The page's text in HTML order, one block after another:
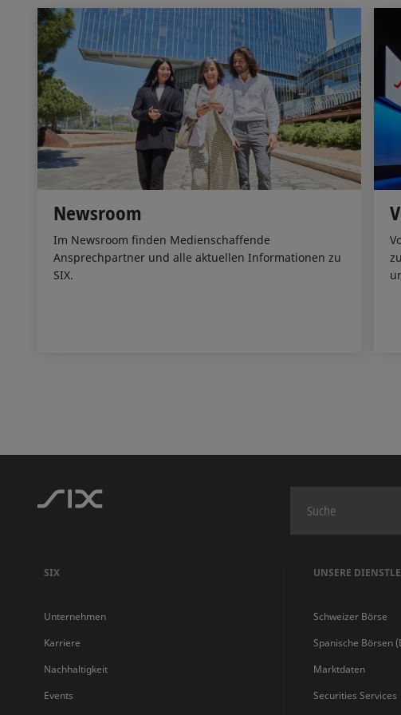
Newsroom
Im Newsroom finden Medienschaffende
Ansprechpartner und alle aktuellen Informationen zu
SIX.
SIX
Unternehmen
Karriere
Nachhaltigkeit
Events
UNSERE
Schweizer Börse
Spanische Börsen
Marktdaten
Securities Services